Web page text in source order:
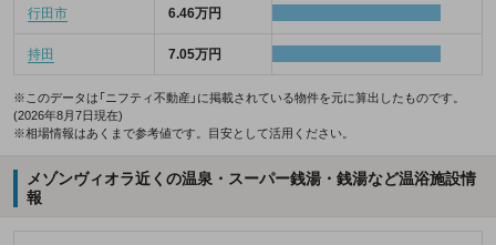
行田市 6.46万円
持田 7.05万円
※このデータは「ニフティ不動産」に掲載されている物件を元に算出したものです。
(2026年8月7日現在)
※相場情報はあくまで参考値です。目安として活用ください。
メゾンヴィオラ近くの温泉・スーパー銭湯・銭湯など温浴施設情
報